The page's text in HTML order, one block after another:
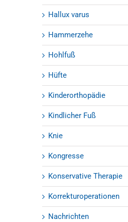
Hallux varus
Hammerzehe
Hohlfuß
Hüfte
Kinderorthopädie
Kindlicher Fuß
Knie
Kongresse
Konservative Therapie
Korrekturoperationen
Nachrichten